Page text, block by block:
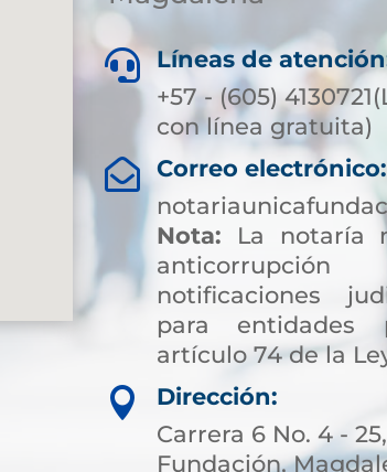
 Líneas de
+57 - (605)
con línea gratuita)

Correo electrónico:
Nota: La notaría
notificaciones
para entidades
artículo 74 de la

Dirección:
Carrera 6 No. 4 -
Fundación,